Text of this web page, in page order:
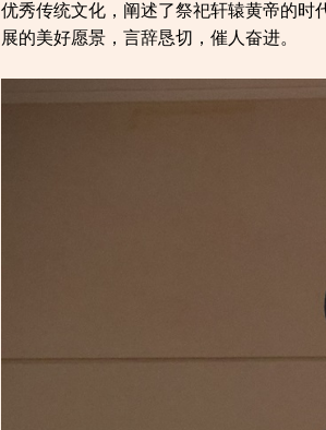
优秀传统文化，阐述了祭祀轩辕黄帝的时
展的美好愿景，言辞恳切，催人奋进。